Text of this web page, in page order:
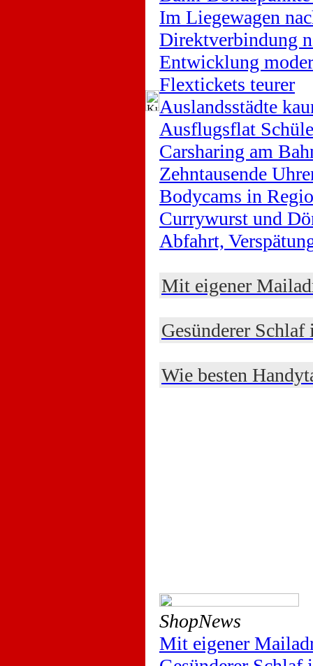
Im Liegewagen
Direktverbindung
Entwicklung
Flextickets teurer
Auslandsstädte
Ausflugsflat
Carsharing am
Zehntausende
Bodycams in
Currywurst und
Abfahrt,
Mit eigener
Gesünderer
Wie besten
ShopNews
Mit eigener